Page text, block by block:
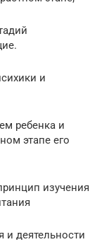
и
ребенка и
этапе его
изучения
и деятельности